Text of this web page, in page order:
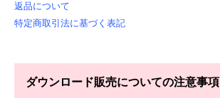
返品について
特定商取引法に基づく表記
ダウンロード販売についての注意事項